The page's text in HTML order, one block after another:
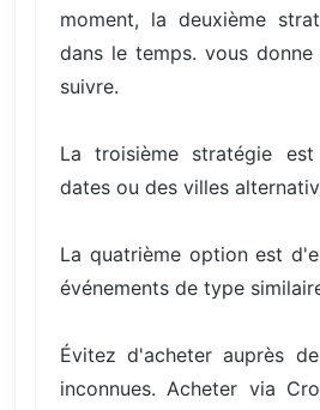
moment, la deuxième
dans le temps. vous
suivre.
La troisième stratégie
dates ou des villes
La quatrième option est
événements de type
Évitez d'acheter auprès
inconnues. Acheter via